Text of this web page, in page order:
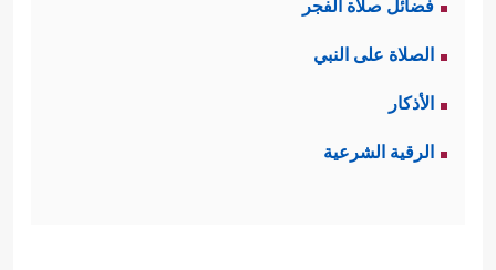
فضائل صلاة الفجر
الصلاة على النبي
الأذكار
الرقية الشرعية